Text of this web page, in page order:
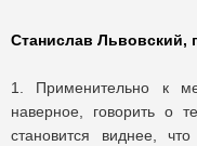
Cтанислав Львовский,
1. Применительно к
наверное, говорить о
становится виднее,